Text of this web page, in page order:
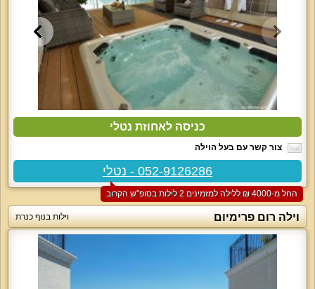
כניסה לאחוזת נטלי
צור קשר עם בעל הוילה
052-9126286 - נטלי
החל מ-‏4000 ₪ ללילה למזמינים 2 לילות בסופ"ש הקרוב
וילה רום פרימיום וילות בנוף כנרת